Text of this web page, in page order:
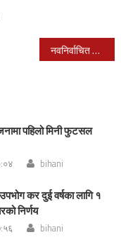
नवनिर्वाचित राष्ट्रपति पौडेलले गरे पदभार ग्रहण,मित्रराष्ट्रहरुको बधाई
पहिलो मिनी फुटसल
bihani
कर दुई वर्षका लागि १
निर्णय
bihani